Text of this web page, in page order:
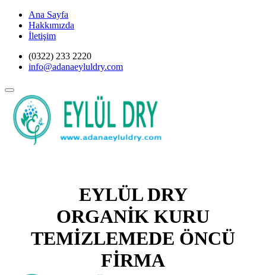
Ana Sayfa
Hakkımızda
İletişim
(0322) 233 2220
info@adanaeyluldry.com
EYLÜL DRY
ORGANİK KURU
TEMİZLEMEDE ÖNCÜ
FİRMA